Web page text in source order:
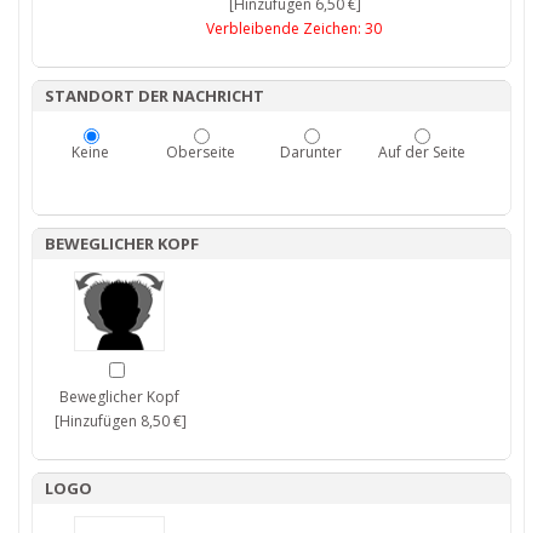
[Hinzufügen 6,50 €]
Verbleibende Zeichen: 30
STANDORT DER NACHRICHT
Keine Oberseite Darunter Auf der Seite
BEWEGLICHER KOPF
Beweglicher Kopf
[Hinzufügen 8,50 €]
LOGO